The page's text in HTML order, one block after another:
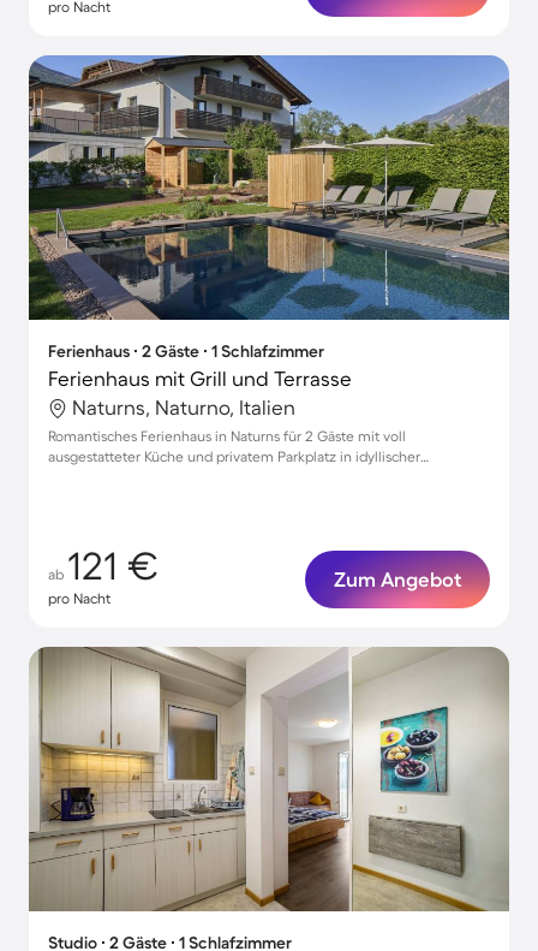
pro Nacht
Ferienhaus ∙ 2 Gäste ∙ 1 Schlafzimmer
Ferienhaus mit Grill und Terrasse
Naturns, Naturno, Italien
Romantisches Ferienhaus in Naturns für 2 Gäste mit voll
ausgestatteter Küche und privatem Parkplatz in idyllischer
ab 121 €
pro Nacht
Zum Angebot
Studio ∙ 2 Gäste ∙ 1 Schlafzimmer